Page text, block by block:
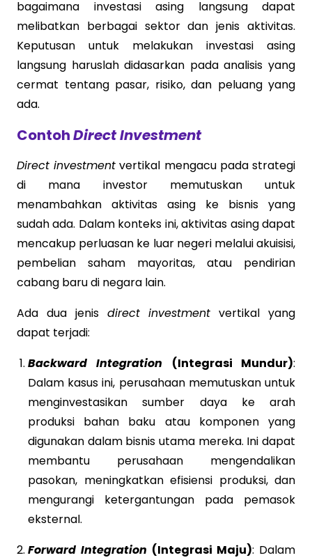
bagaimana investasi asing langsung dapat
melibatkan berbagai sektor dan jenis aktivitas.
Keputusan untuk melakukan investasi asing
langsung haruslah didasarkan pada analisis yang
cermat tentang pasar, risiko, dan peluang yang
ada.
ContohDirect Investment
Direct investment vertikal mengacu pada strategi
di mana investor memutuskan untuk
menambahkan aktivitas asing ke bisnis yang
sudah ada. Dalam konteks ini, aktivitas asing dapat
mencakup perluasan ke luar negeri melalui akuisisi,
pembelian saham mayoritas, atau pendirian
cabang baru di negara lain.
Ada dua jenis direct investment vertikal yang
dapat terjadi:
Backward Integration
(Integrasi Mundur):
Dalam kasus ini, perusahaan memutuskan untuk
menginvestasikan sumber daya ke arah
produksi bahan baku atau komponen yang
digunakan dalam bisnis utama mereka. Ini dapat
membantu perusahaan mengendalikan
pasokan, meningkatkan efisiensi produksi, dan
mengurangi ketergantungan pada pemasok
eksternal.
Forward Integration (Integrasi Maju): Dalam